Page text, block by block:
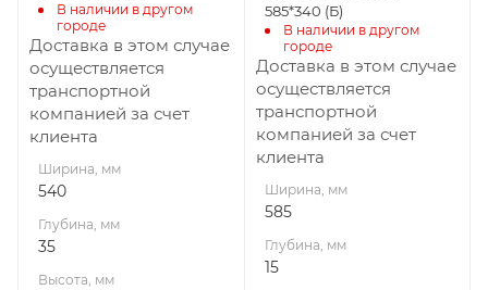
В наличии в другом
городе
Доставка в этом случае
осуществляется
транспортной
компанией за счет
клиента
Ширина, мм
540
Глубина, мм
35
Высота, мм
585*340 (Б)
В наличии в другом
городе
Доставка в этом случае
осуществляется
транспортной
компанией за счет
клиента
Ширина, мм
585
Глубина, мм
15